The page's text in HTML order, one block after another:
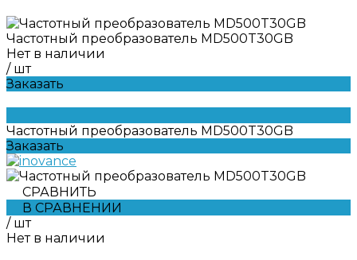
Частотный преобразователь MD500T30GB
Нет в наличии
/ шт
Заказать
Частотный преобразователь MD500T30GB
Заказать
СРАВНИТЬ
В СРАВНЕНИИ
/ шт
Нет в наличии